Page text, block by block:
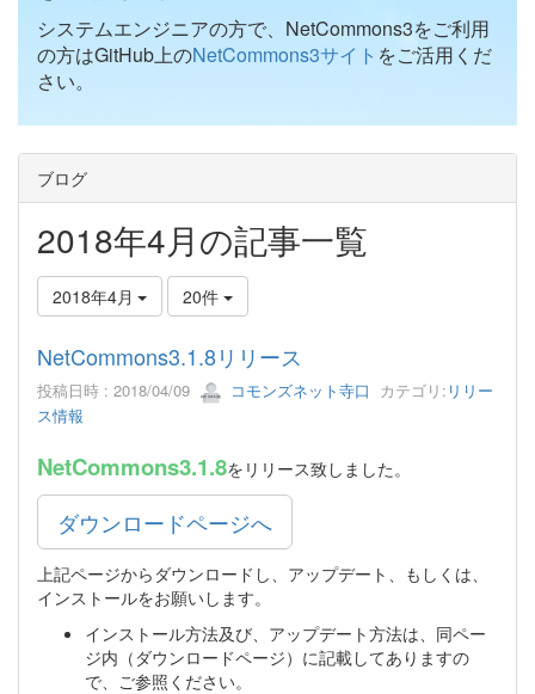
システムエンジニアの方で、NetCommons3をご利用
の方はGitHub上のNetCommons3サイト をご活用くだ
さい。
ブログ
2018年4月の記事一覧
2018年4月 20件
NetCommons3.1.8リリース
投稿日時 : 2018/04/09 コモンズネット寺口 カテゴリ: リリー
ス情報
NetCommons3.1.8をリリース致しました。
ダウンロードページへ
上記ページからダウンロードし、アップデート、もしくは、
インストールをお願いします。
インストール方法及び、アップデート方法は、同ペー
ジ内（ダウンロードページ）に記載してありますの
で、ご参照ください。